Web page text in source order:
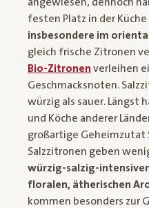
festen Platz in der
insbesondere im
gleich frische Zitronen
Bio-Zitronen verleihen
Geschmacksnoten.
würzig als sauer. Längst
und Köche anderer
großartige Geheimzutat
Salzzitronen geben
würzig-salzig-
floralen, ätherischen
kommen besonders zur